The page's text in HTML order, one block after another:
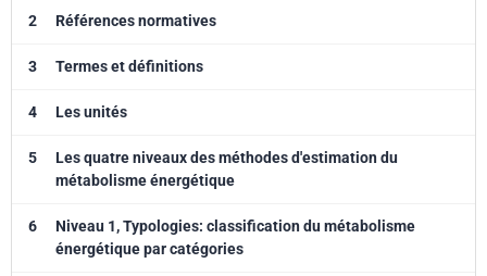
2 Références normatives
3 Termes et définitions
4 Les unités
5
Les quatre niveaux des méthodes d'estimation du
métabolisme énergétique
6
Niveau 1, Typologies: classification du métabolisme
énergétique par catégories